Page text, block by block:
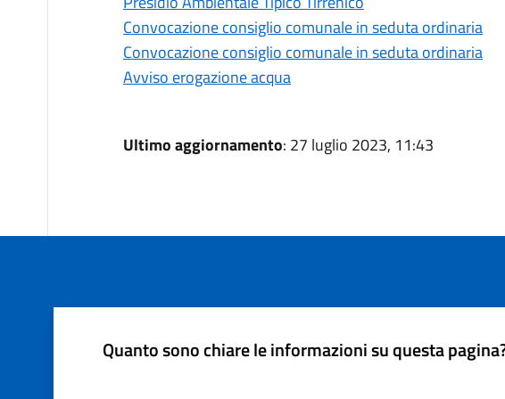
Convocazione consiglio comunale in seduta ordinaria
Convocazione consiglio comunale in seduta ordinaria
Avviso erogazione acqua
Ultimo aggiornamento: 27 luglio 2023, 11:43
Quanto sono chiare le informazioni su questa